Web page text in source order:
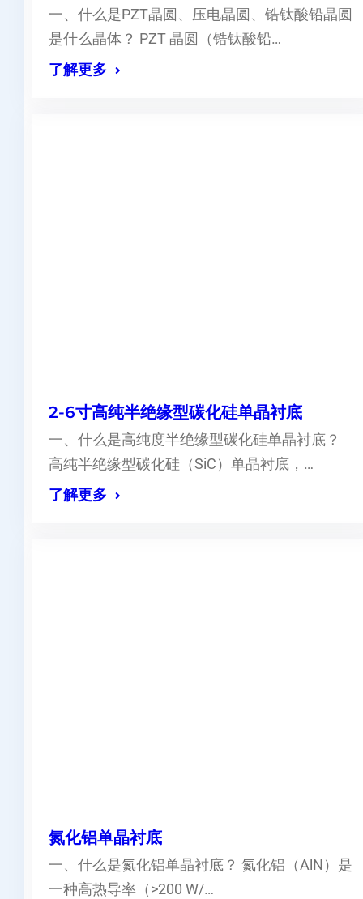
一、什么是PZT晶圆、压电晶圆、锆钛酸铅晶圆
是什么晶体？ PZT 晶圆（锆钛酸铅…
了解更多
2-6寸高纯半绝缘型碳化硅单晶衬底
一、什么是高纯度半绝缘型碳化硅单晶衬底？
高纯半绝缘型碳化硅（SiC）单晶衬底，…
了解更多
氮化铝单晶衬底
一、什么是氮化铝单晶衬底？ 氮化铝（AlN）是
一种高热导率（>200 W/…